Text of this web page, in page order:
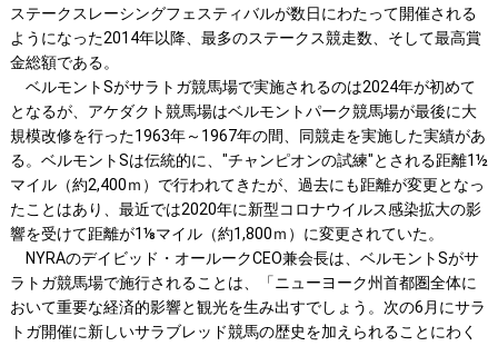
ステークスレーシングフェスティバルが数日にわたって開催される
ようになった2014年以降、最多のステークス競走数、そして最高賞
金総額である。
ベルモントSがサラトガ競馬場で実施されるのは2024年が初めて
となるが、アケダクト競馬場はベルモントパーク競馬場が最後に大
規模改修を行った1963年～1967年の間、同競走を実施した実績があ
る。ベルモントSは伝統的に、"チャンピオンの試練"とされる距離1½
マイル（約2,400ｍ）で行われてきたが、過去にも距離が変更となっ
たことはあり、最近では2020年に新型コロナウイルス感染拡大の影
響を受けて距離が1⅛マイル（約1,800ｍ）に変更されていた。
NYRAのデイビッド・オールークCEO兼会長は、ベルモントSがサ
ラトガ競馬場で施行されることは、「ニューヨーク州首都圏全体に
おいて重要な経済的影響と観光を生み出すでしょう。次の6月にサラ
トガ開催に新しいサラブレッド競馬の歴史を加えられることにわく